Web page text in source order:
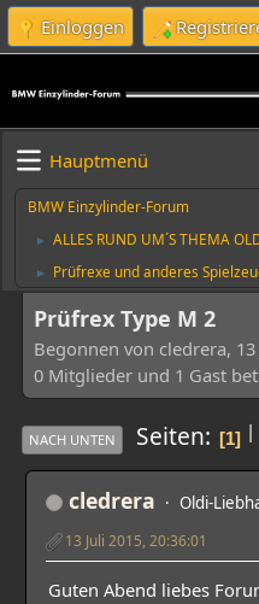
Einloggen
Hauptmenü
BMW Einzylinder-Forum
► ALLES RUND UM´S THEMA
► Prüfrexe und anderes
Prüfrex Type M 2
Begonnen von cledrera, 13
0 Mitglieder und 1 Gast
|
NACH UNTEN Seiten 1
cledrera Oldi-
13 Juli 2015, 20:36:01
Guten Abend liebes